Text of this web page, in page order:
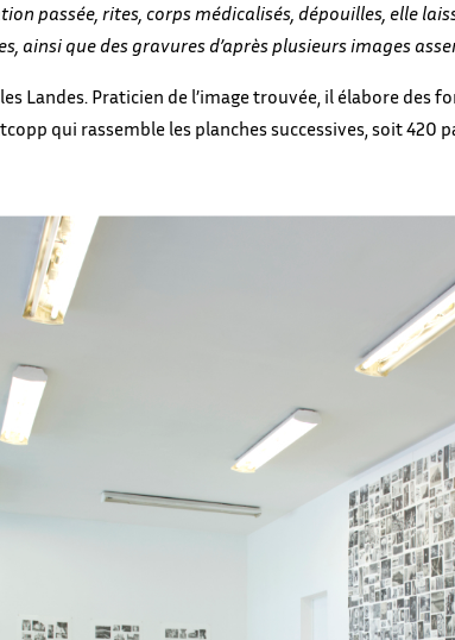
passée, rites, corps médicalisés, dépouilles, elle
ainsi que des gravures d’après plusieurs images
Landes. Praticien de l’image trouvée, il élabore
qui rassemble les planches successives, soit 420